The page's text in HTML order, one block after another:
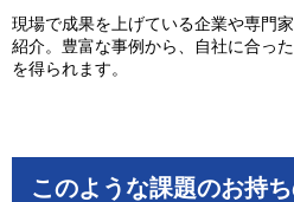
現場で成果を上げている企業や専門
紹介。豊富な事例から、自社に合っ
を得られます。
このような課題のお持